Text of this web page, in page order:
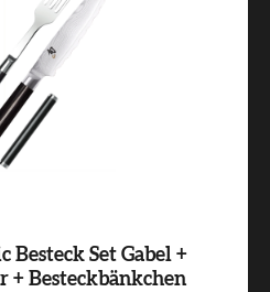
Besteck Set Gabel +
+ Besteckbänkchen